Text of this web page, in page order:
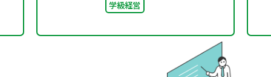
学級経営